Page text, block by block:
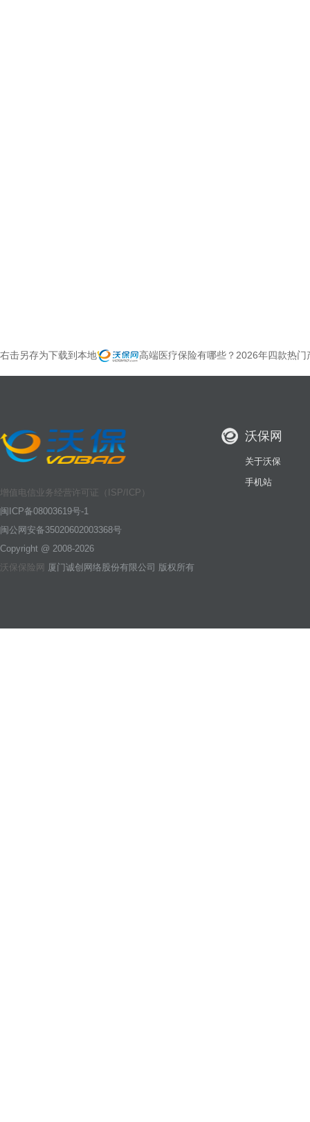
右击另存为下载到本地 高端医疗保险有哪些？2026年四款热门
增值电信业务经营许可证（ISP/ICP）
闽ICP备08003619号-1
闽公网安备35020602003368号
Copyright @ 2008-2026
沃保保险网 厦门诚创网络股份有限公司 版权所有
沃保网
关于沃保
手机站